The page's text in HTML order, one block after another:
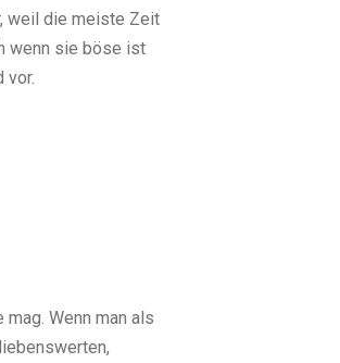
weil die meiste Zeit
wenn sie böse ist
vor.
Wenn man als